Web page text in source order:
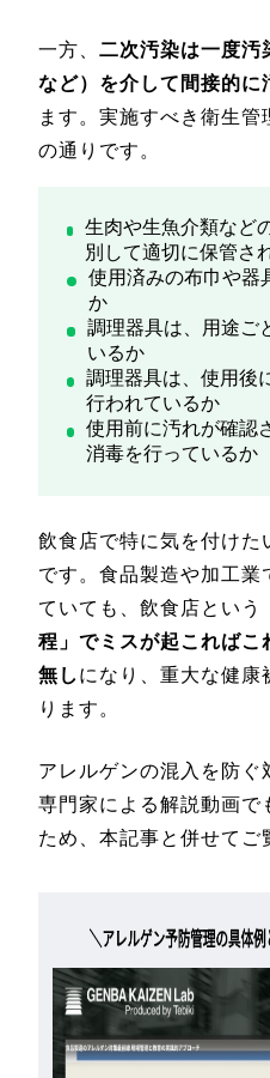
一方、 二次汚染は一度汚
など）を介して間接的に
ます。実施すべき衛生
の通りです。
生肉や生魚介類など
別して適切に保管さ
使用済みの布巾や器
か
調理器具は、用途ご
いるか
調理器具は、使用後
行われているか
使用前に汚れが確認
消毒を行っているか
飲食店で特に気を付けた
です。食品製造や加工業
ていても、飲食店という
程」でミスが起こればこ
無し になり、重大な健康
ります。
アレルゲンの混入を防
専門家による解説動画で
ため、本記事と併せてご